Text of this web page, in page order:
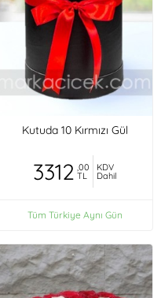
Kutuda 10 Kırmızı Gül
3312 ,00
TL
KDV
Dahil
Tüm Türkiye Aynı Gün